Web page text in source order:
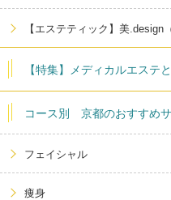
【エステティック】美.design
【特集】メディカルエステ
コース別 京都のおすすめ
フェイシャル
痩身